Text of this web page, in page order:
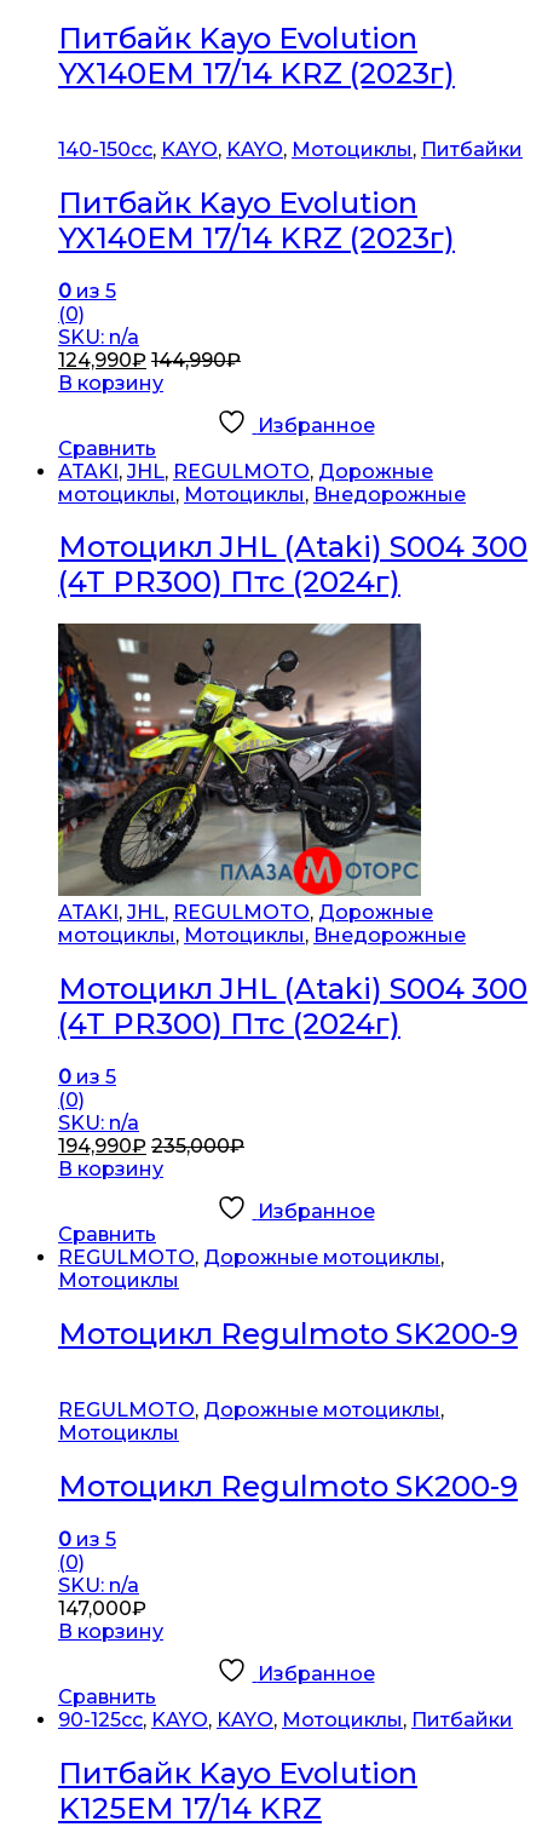
Питбайк Kayo Evolution
YX140EM 17/14 KRZ (2023г)
140-150сс, KAYO, KAYO, Мотоциклы, Питбайки
Питбайк Kayo Evolution
YX140EM 17/14 KRZ (2023г)
0 из 5
(0)
SKU: n/a
124,990₽ 144,990₽
В корзину
Избранное
Сравнить
ATAKI, JHL, REGULMOTO, Дорожные
мотоциклы, Мотоциклы, Внедорожные
Мотоцикл JHL (Ataki) S004 300
(4T PR300) Птс (2024г)
ATAKI , JHL, REGULMOTO, Дорожные
мотоциклы, Мотоциклы, Внедорожные
Мотоцикл JHL (Ataki) S004 300
(4T PR300) Птс (2024г)
0 из 5
(0)
SKU: n/a
194,990₽ 235,000₽
В корзину
Избранное
Сравнить
REGULMOTO, Дорожные мотоциклы,
Мотоциклы
Мотоцикл Regulmoto SK200-9
REGULMOTO, Дорожные мотоциклы,
Мотоциклы
Мотоцикл Regulmoto SK200-9
0 из 5
(0)
SKU: n/a
147,000₽
В корзину
Избранное
Сравнить
90-125cc, KAYO, KAYO, Мотоциклы, Питбайки
Питбайк Kayo Evolution
K125EM 17/14 KRZ